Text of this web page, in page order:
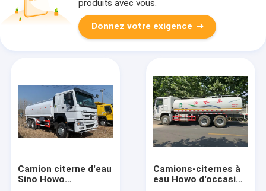
produits avec vous.
Donnez votre exigence
Camion citerne d'eau
Sino Howo
Camions-citernes à
eau Howo d'occasion